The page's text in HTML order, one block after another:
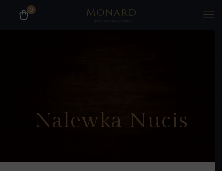
Nasz sklep internetowy jest otwarty.
0
Nalewka Nucis